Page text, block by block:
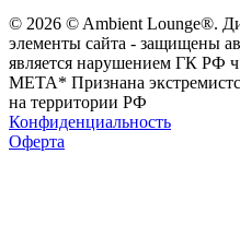
© 2026 © Ambient Lounge®.
элементы сайта - защищены
является нарушением ГК РФ
МЕТА* Признана
на территории РФ
Конфиденциальность
Оферта